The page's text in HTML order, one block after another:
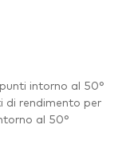
intorno al 50°
di rendimento per
al 50°